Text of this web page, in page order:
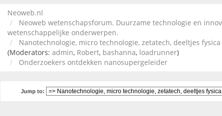
Neoweb.nl
Neoweb wetenschapsforum. Duurzame technologie en
wetenschappelijke onderwerpen.
Nanotechnologie, micro technologie, zetatech, deeltjes
(Moderators: admin, Robert, bashanna, loadrunner)
Onderzoekers ontdekken nanosupergeleider
Jump to: